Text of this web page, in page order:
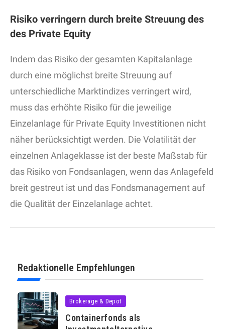
Risiko verringern durch breite Streuung des
des Private Equity
Indem das Risiko der gesamten Kapitalanlage
durch eine möglichst breite Streuung auf
unterschiedliche Marktindizes verringert wird,
muss das erhöhte Risiko für die jeweilige
Einzelanlage für Private Equity Investitionen nicht
näher berücksichtigt werden. Die Volatilität der
einzelnen Anlageklasse ist der beste Maßstab für
das Risiko von Fondsanlagen, wenn das Anlagefeld
breit gestreut ist und das Fondsmanagement auf
die Qualität der Einzelanlage achtet.
Redaktionelle Empfehlungen
Brokerage & Depot
Containerfonds als